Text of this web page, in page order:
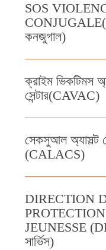
SOS
কনজুগাল)
ক্রাইম ভিকটিমস
সেন্টার(CAVAC)
সেকসুআল অ্যাসল্ট
(CALACS)
DIRECTION
JEUNESSE
সার্ভিস)